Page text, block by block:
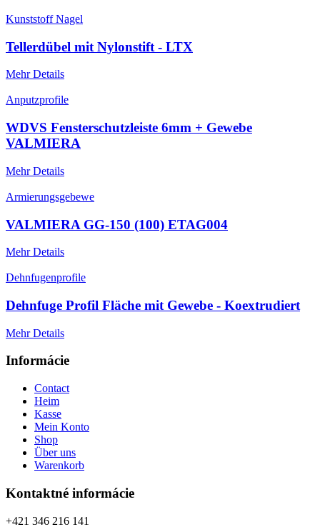
Kunststoff Nagel
Tellerdübel mit Nylonstift - LTX
Mehr Details
Anputzprofile
WDVS Fensterschutzleiste 6mm + Gewebe
VALMIERA
Mehr Details
Armierungsgebewe
VALMIERA GG-150 (100) ETAG004
Mehr Details
Dehnfugenprofile
Dehnfuge Profil Fläche mit Gewebe - Koextrudiert
Mehr Details
Informácie
Contact
Heim
Kasse
Mein Konto
Shop
Über uns
Warenkorb
Kontaktné informácie
+421 346 216 141